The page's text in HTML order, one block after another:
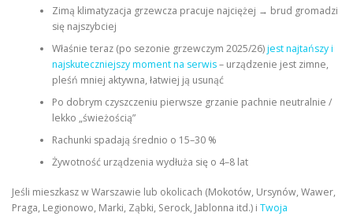
Zimą klimatyzacja grzewcza pracuje najciężej → brud gromadzi
się najszybciej
Właśnie teraz (po sezonie grzewczym 2025/26)jest najtańszy i
najskuteczniejszy moment na serwis– urządzenie jest zimne,
pleśń mniej aktywna, łatwiej ją usunąć
Po dobrym czyszczeniu pierwsze grzanie pachnie neutralnie /
lekko „świeżością”
Rachunki spadają średnio o 15–30 %
Żywotność urządzenia wydłuża się o 4–8 lat
Jeśli mieszkasz w Warszawie lub okolicach (Mokotów, Ursynów, Wawer,
Praga, Legionowo, Marki, Ząbki, Serock, Jablonna itd.) i Twoja